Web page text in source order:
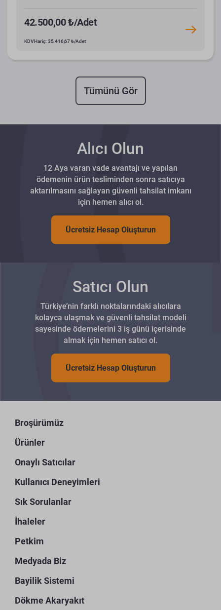
42.500,00 ₺/Adet
KDV Hariç: 35.416,67 ₺/Adet
Tümünü Gör
Alıcı Olun
12 Aya varan vade avantajı ve yapılan
ödemenin ürün tesliminden sonra satıcıya
aktarılmasını sağlayan güvenli tahsilat imkanı
için hemen alıcı ol.
Ücretsiz Hesap Oluşturun
Satıcı Olun
Türkiye’nin farklı noktalarındaki alıcılara
kolayca ulaşmak ve güvenli tahsilat modeli
sayesinde ödemelerini 3 iş günü içerisinde
almak için hemen satıcı ol.
Ücretsiz Hesap Oluşturun
Broşürümüz
Ürünler
Onaylı Satıcılar
Kullanıcı Deneyimleri
Sık Sorulanlar
İhaleler
Petkim
Medyada Biz
Bayilik Sistemi
Dökme Akaryakıt